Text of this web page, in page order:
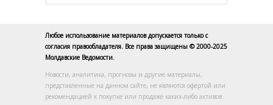
Любое использование материалов допускается только с
согласия правообладателя. Все права защищены © 2000-2025
Молдавские Ведомости.
Новости, аналитика, прогнозы и другие материалы,
представленные на данном сайте, не являются офертой или
рекомендацией к покупке или продаже каких-либо активов.